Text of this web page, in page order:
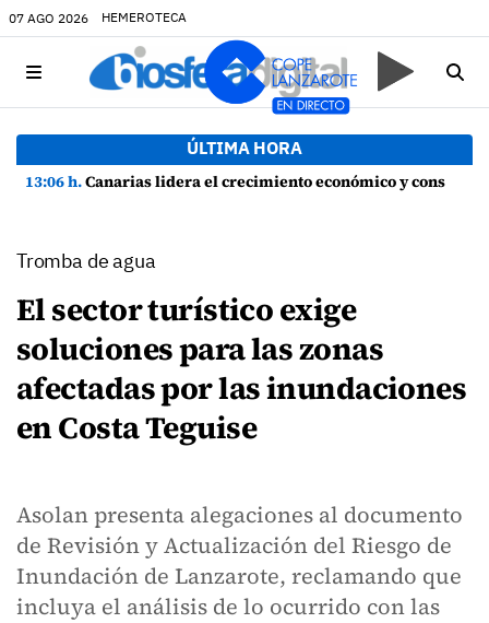
07 AGO 2026 HEMEROTECA
ÚLTIMA HORA
13:06 h.Canarias lidera el crecimiento económico y consolida su recuperación con un empleo en máximos históricos
Tromba de agua
El sector turístico exige
soluciones para las zonas
afectadas por las inundaciones
en Costa Teguise
Asolan presenta alegaciones al documento
de Revisión y Actualización del Riesgo de
Inundación de Lanzarote, reclamando que
incluya el análisis de lo ocurrido con las